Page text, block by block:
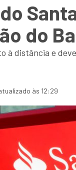
do
à distância e
às 12:29